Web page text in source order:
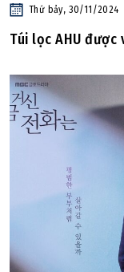
Thứ bảy, 30/11/2024
Túi lọc AHU